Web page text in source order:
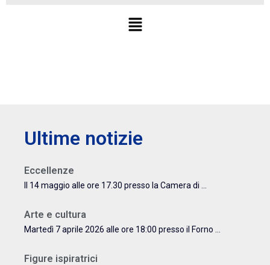
Ultime notizie
Eccellenze
Il 14 maggio alle ore 17.30 presso la Camera di ...
Arte e cultura
Martedì 7 aprile 2026 alle ore 18:00 presso il Forno ...
Figure ispiratrici